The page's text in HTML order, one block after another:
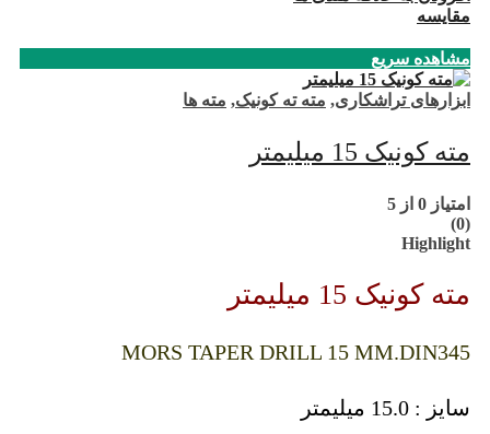
مقایسه
مشاهده سریع
ابزارهای تراشکاری, مته ته کونیک, مته ها
مته کونیک 15 میلیمتر
امتیاز 0 از 5
(0)
Highlight
مته کونیک 15 میلیمتر
MORS TAPER DRILL 15 MM.DIN345
سایز : 15.0 میلیمتر